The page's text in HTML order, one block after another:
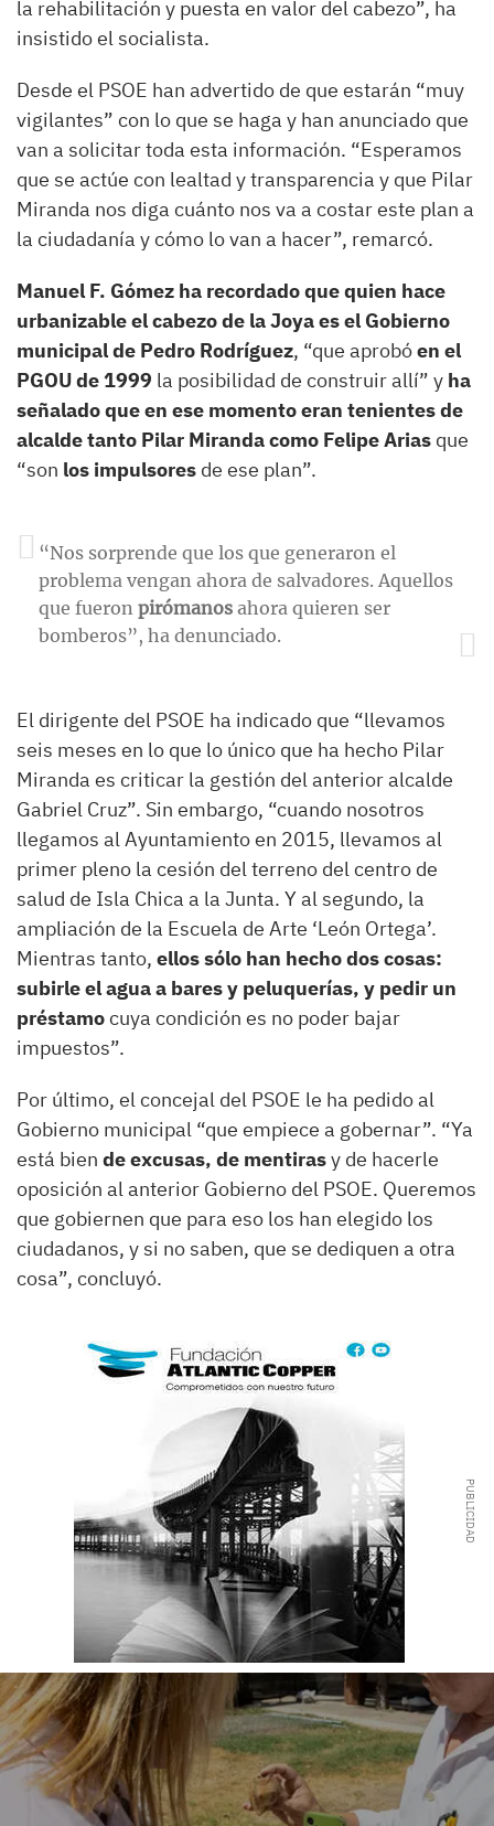
la rehabilitación y puesta en valor del cabezo”, ha
insistido el socialista.
Desde el PSOE han advertido de que estarán “muy
vigilantes” con lo que se haga y han anunciado que
van a solicitar toda esta información. “Esperamos
que se actúe con lealtad y transparencia y que Pilar
Miranda nos diga cuánto nos va a costar este plan a
la ciudadanía y cómo lo van a hacer”, remarcó.
Manuel F. Gómez ha recordado que quien hace
urbanizable el cabezo de la Joya es el Gobierno
municipal de Pedro Rodríguez, “que aprobóen el
PGOU de 1999 la posibilidad de construir allí” y ha
señalado que en ese momento eran tenientes de
alcalde tanto Pilar Miranda como Felipe Arias que
“son los impulsores de ese plan”.
“Nos sorprende que los que generaron el
problema vengan ahora de salvadores. Aquellos
que fueron pirómanos ahora quieren ser
bomberos”, ha denunciado.
El dirigente del PSOE ha indicado que “llevamos
seis meses en lo que lo único que ha hecho Pilar
Miranda es criticar la gestión del anterior alcalde
Gabriel Cruz”. Sin embargo, “cuando nosotros
llegamos al Ayuntamiento en 2015, llevamos al
primer pleno la cesión del terreno del centro de
salud de Isla Chica a la Junta. Y al segundo, la
ampliación de la Escuela de Arte ‘León Ortega’.
Mientras tanto, ellos sólo han hecho dos cosas:
subirle el agua a bares y peluquerías, y pedir un
préstamocuya condición es no poder bajar
impuestos”.
Por último, el concejal del PSOE le ha pedido al
Gobierno municipal “que empiece a gobernar”. “Ya
está bien de excusas, de mentirasy de hacerle
oposición al anterior Gobierno del PSOE. Queremos
que gobiernen que para eso los han elegido los
ciudadanos, y si no saben, que se dediquen a otra
cosa”, concluyó.